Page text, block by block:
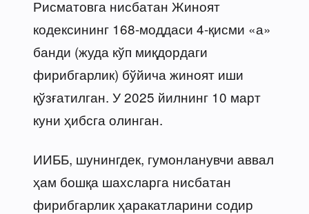
Рисматовга нисбатан Жиноят
кодексининг 168-моддаси 4-қисми «а»
банди (жуда кўп миқдордаги
фирибгарлик) бўйича жиноят иши
қўзғатилган. У 2025 йилнинг 10 март
куни ҳибсга олинган.
ИИББ, шунингдек, гумонланувчи аввал
ҳам бошқа шахсларга нисбатан
фирибгарлик ҳаракатларини содир